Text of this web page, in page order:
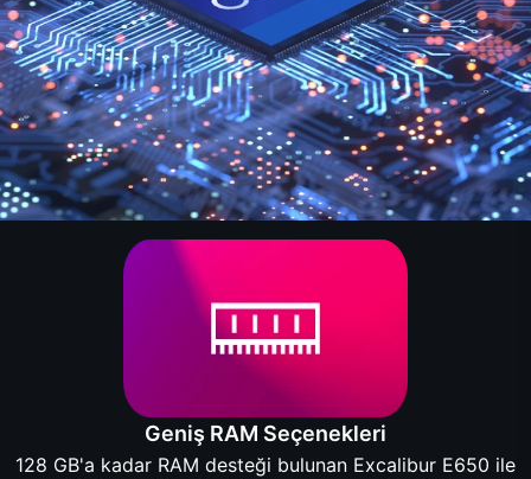
Geniş RAM Seçenekleri
128 GB'a kadar RAM desteği bulunan Excalibur E650 ile